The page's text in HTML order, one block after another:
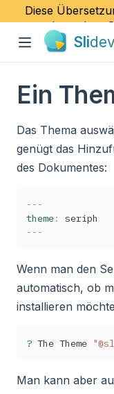
Diese
besuchen
Slidev
Ein
Das Thema
genügt das
des Dokumentes:
---
theme:
---
Wenn man den
automatisch, ob
installieren
? The Theme
Man kann aber